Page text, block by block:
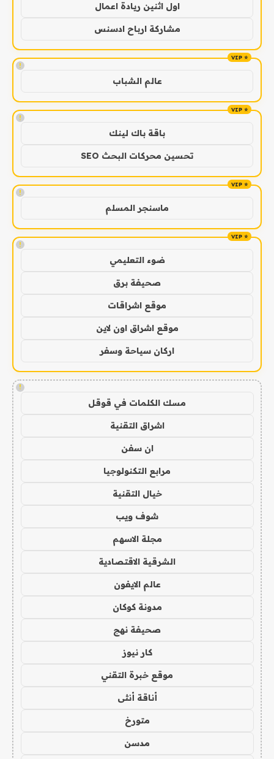
اول اثنين ريادة اعمال
مشاركة ارباح ادسنس
!
عالم الشباب
!
باقة باك لينك
تحسين محركات البحث SEO
!
ماسنجر المسلم
!
ضوء التعليمي
صحيفة برق
موقع اشراقات
موقع اشراق اون لاين
اركان سياحة وسفر
!
مسك الكلمات في قوقل
اشراق التقنية
ان سفن
مرابع التكنولوجيا
خيال التقنية
شوف ويب
مجلة الاسهم
الشرقية الاقتصادية
عالم الايفون
مدونة كوكان
صحيفة نهج
كار نيوز
موقع خبرة التقني
أناقة أنثى
متورخ
مدسن